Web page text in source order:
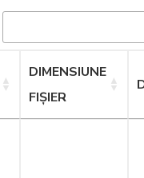
DIMENSIUNE
FIȘIER